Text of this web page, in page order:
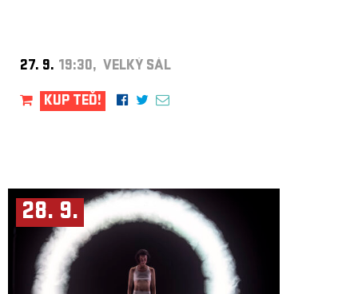
27. 9. 19:30, VELKÝ SÁL
KUP TEĎ!
28. 9.